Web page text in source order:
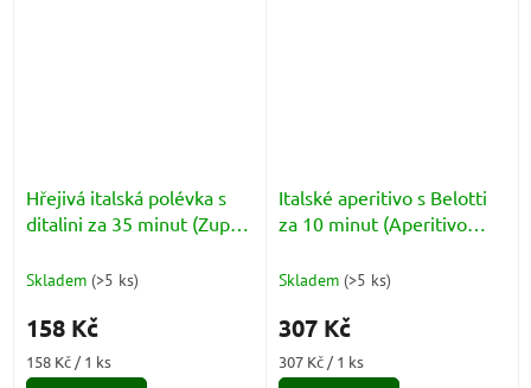
Hřejivá italská polévka s
ditalini za 35 minut (Zuppa
Skladem (>5 ks)
158 Kč
Měrná
cena:
158 Kč / 1 ks
Italské aperitivo s Belotti
za 10 minut (Aperitivo
Skladem (>5 ks)
307 Kč
Měrná
cena:
307 Kč / 1 ks